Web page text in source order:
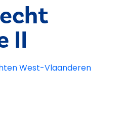
II
West-Vlaanderen